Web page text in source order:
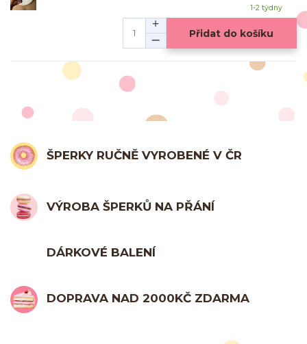
1-2 týdny
Přidat do košíku
ŠPERKY RUČNĚ VYROBENÉ V ČR
VÝROBA ŠPERKŮ NA PŘÁNÍ
DÁRKOVÉ BALENÍ
DOPRAVA NAD 2000KČ ZDARMA